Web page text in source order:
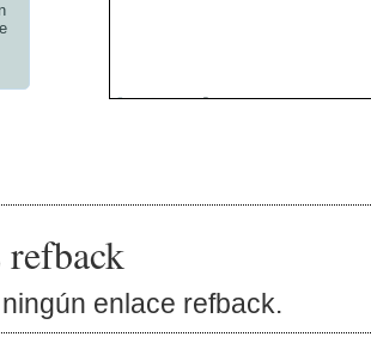
refback
enlace refback.